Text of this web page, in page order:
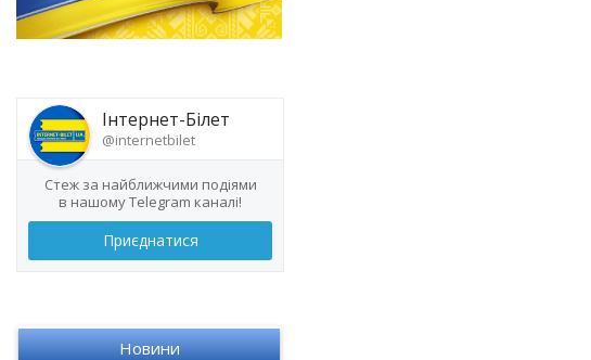
Інтернет-Білет
@internetbilet
Стеж за найближчими подіями
в нашому Telegram каналі!
Приєднатися
Новини